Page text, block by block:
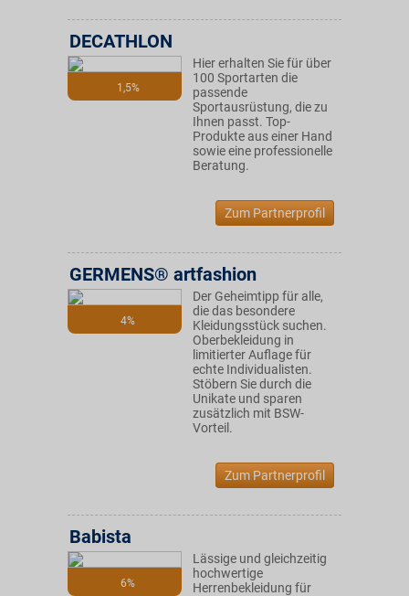
1,5%
DECATHLON
Hier erhalten Sie für über
100 Sportarten die
passende
Sportausrüstung, die zu
Ihnen passt. Top-
Produkte aus einer Hand
sowie eine professionelle
Beratung.
Zum Partnerprofil
4%
GERMENS® artfashion
Der Geheimtipp für alle,
die das besondere
Kleidungsstück suchen.
Oberbekleidung in
limitierter Auflage für
echte Individualisten.
Stöbern Sie durch die
Unikate und sparen
zusätzlich mit BSW-
Vorteil.
Zum Partnerprofil
6%
Babista
Lässige und gleichzeitig
hochwertige
Herrenbekleidung für